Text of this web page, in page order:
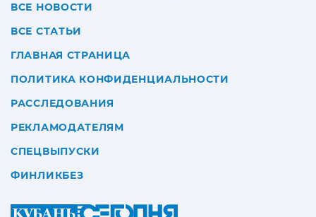
ВСЕ НОВОСТИ
ВСЕ СТАТЬИ
ГЛАВНАЯ СТРАНИЦА
ПОЛИТИКА КОНФИДЕНЦИАЛЬНОСТИ
РАССЛЕДОВАНИЯ
РЕКЛАМОДАТЕЛЯМ
СПЕЦВЫПУСКИ
ФИНЛИКБЕЗ